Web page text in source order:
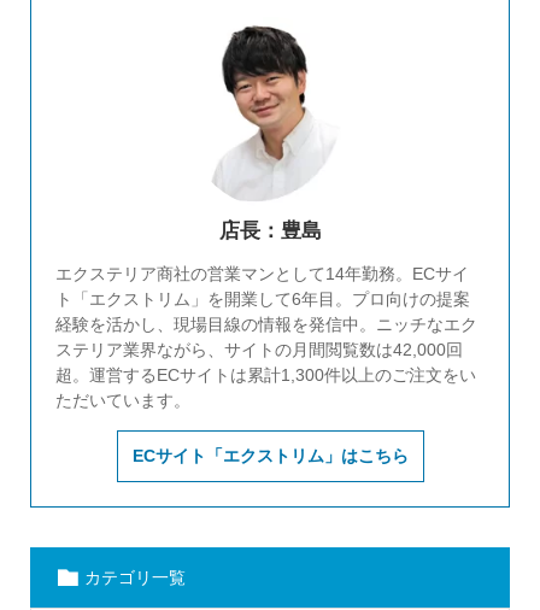
店長：豊島
エクステリア商社の営業マンとして14年勤務。ECサイ
ト「エクストリム」を開業して6年目。プロ向けの提案
経験を活かし、現場目線の情報を発信中。ニッチなエク
ステリア業界ながら、サイトの月間閲覧数は42,000回
超。運営するECサイトは累計1,300件以上のご注文をい
ただいています。
ECサイト「エクストリム」はこちら
カテゴリ一覧